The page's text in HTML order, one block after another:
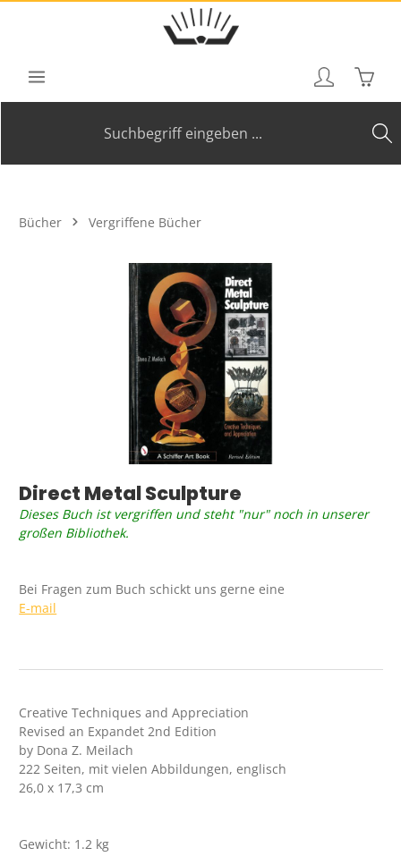
Zum Hauptinhalt springen
Bücher Vergriffene Bücher
Bildergalerie überspringen
Direct Metal Sculpture
Dieses Buch ist vergriffen und steht "nur" noch in unserer
großen Bibliothek.
Bei Fragen zum Buch schickt uns gerne eine
E-mail
Creative Techniques and Appreciation
Revised an Expandet 2nd Edition
by Dona Z. Meilach
222 Seiten, mit vielen Abbildungen, englisch
26,0 x 17,3 cm
Gewicht: 1.2 kg